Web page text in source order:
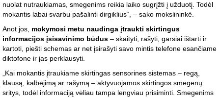
nuolat nutraukiamas, smegenims reikia laiko sugrįžti į užduotį. Todėl
mokantis labai svarbu pašalinti dirgiklius“, – sako mokslininkė.
Anot jos, mokymosi metu naudinga įtraukti skirtingus
informacijos įsisavinimo būdus – skaityti, rašyti, garsiai ištarti ir
kartoti, piešti schemas ar net įsirašyti savo mintis telefone esančiame
diktofone ir jas perklausyti.
„Kai mokantis įtraukiame skirtingas sensorines sistemas – regą,
klausą, kalbėjimą ar rašymą – aktyvuojamos skirtingos smegenų
sritys, todėl informaciją vėliau tampa lengviau prisiminti. Smegenims